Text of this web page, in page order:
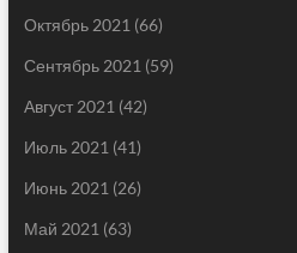
Октябрь 2021 (66)
Сентябрь 2021 (59)
Август 2021 (42)
Июль 2021 (41)
Июнь 2021 (26)
Май 2021 (63)